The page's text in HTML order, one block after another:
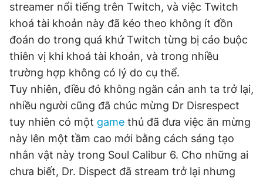
Theo dõi báo trên
Hotline
0906 645 777
Liên hệ quảng cáo
0908 780 404
Đặt báo Quảng cáo RSS Tòa soạn Chính sách bảo
Tổng biên tập: Nguyễn Ngọc Toàn
Phó tổng biên tập thường trực: Hải Thành
Phó tổng biên tập: Lâm Hiếu Dũng
Phó tổng biên tập: Trần Việt Hưng
Tổng thư ký tòa soạn: Đức Trung
streamer nổi tiếng trên Twitch, và việc Twitch
khoá tài khoản này đã kéo theo không ít đồn
đoán do trong quá khứ Twitch từng bị cáo buộc
thiên vị khi khoá tài khoản, và trong nhiều
trường hợp không có lý do cụ thể.
Tuy nhiên, điều đó không ngăn cản anh ta trở lại,
nhiều người cũng đã chúc mừng Dr Disrespect
tuy nhiên có một game thủ đã đưa việc ăn mừng
này lên một tầm cao mới bằng cách sáng tạo
nhân vật này trong Soul Calibur 6. Cho những ai
chưa biết, Dr. Dispect đã stream trở lại nhưng